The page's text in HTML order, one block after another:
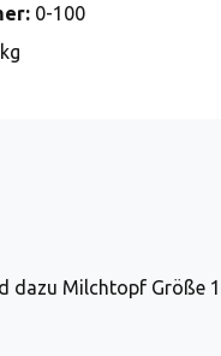
0-100
dazu Milchtopf Größe 1